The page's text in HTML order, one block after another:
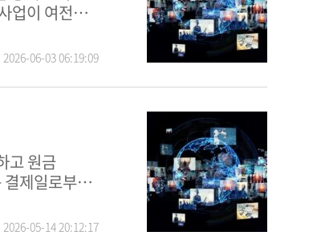
업이 여전히
2026-06-03 06:19:09
제일로부터
2026-05-14 20:12:17